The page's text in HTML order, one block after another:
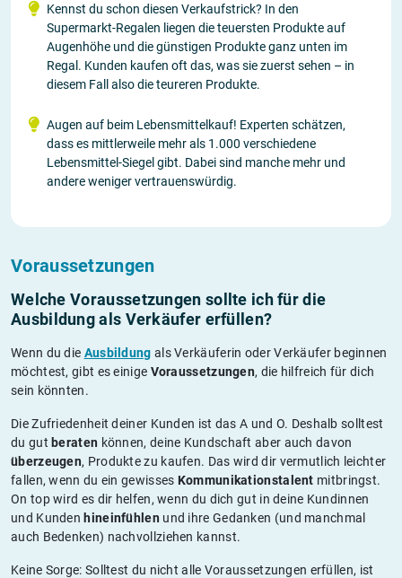
Kennst du schon diesen Verkaufstrick? In den
Supermarkt-Regalen liegen die teuersten Produkte auf
Augenhöhe und die günstigen Produkte ganz unten im
Regal. Kunden kaufen oft das, was sie zuerst sehen – in
diesem Fall also die teureren Produkte.
Augen auf beim Lebensmittelkauf! Experten schätzen,
dass es mittlerweile mehr als 1.000 verschiedene
Lebensmittel-Siegel gibt. Dabei sind manche mehr und
andere weniger vertrauenswürdig.
Voraussetzungen
Welche Voraussetzungen sollte ich für die
Ausbildung als Verkäufer erfüllen?
Wenn du die Ausbildung als Verkäuferin oder Verkäufer beginnen
möchtest, gibt es einige Voraussetzungen, die hilfreich für dich
sein könnten.
Die Zufriedenheit deiner Kunden ist das A und O. Deshalb solltest
du gutberaten können, deine Kundschaft aber auch davon
überzeugen, Produkte zu kaufen. Das wird dir vermutlich leichter
fallen, wenn du ein gewisses Kommunikationstalent mitbringst.
On top wird es dir helfen, wenn du dich gut in deine Kundinnen
und Kundenhineinfühlen und ihre Gedanken (und manchmal
auch Bedenken) nachvollziehen kannst.
Keine Sorge: Solltest du nicht alle Voraussetzungen erfüllen, ist